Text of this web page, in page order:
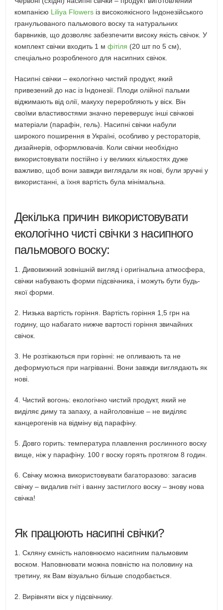
компанією Liliya Flowers із високоякісного Індонезійського
гранульованого пальмового воску та натуральних
барвників, що дозволяє забезпечити високу якість свічок. У
комплект свічки входить 1 мфітіля (20 шт по 5 см),
спеціально розробленого для насипних свічок.
Насипні свічки – екологічно чистий продукт, який
привезений до нас із Індонезії. Плоди олійної пальми
віджимають від олії, макуху переробляють у віск. Він
своїми властивостями значно перевершує інші свічкові
матеріали (парафін, гель). Насипні свічки набули
широкого поширення в Україні, особливо у рестораторів,
дизайнерів, оформлювачів. Коли свічки необхідно
використовувати постійно і у великих кількостях дуже
важливо, щоб вони завжди виглядали як нові, були зручні у
використанні, а їхня вартість була мінімальна.
Декілька причин використовувати
екологічно чисті свічки з насипного
пальмового воску:
1. Дивовижний зовнішній вигляд і оригінальна атмосфера,
свічки набувають форми підсвічника, і можуть бути будь-
якої форми.
2. Низька вартість горіння. Вартість горіння 1,5 грн на
годину, що набагато нижче вартості горіння звичайних
свічок.
3. Не розтікаються при горінні: не опливають та не
деформуються при нагріванні. Вони завжди виглядають як
нові.
4. Чистий вогонь: екологічно чистий продукт, який не
виділяє диму та запаху, а найголовніше – не виділяє
канцерогенів на відміну від парафіну.
5. Довго горить: температура плавлення рослинного воску
вище, ніж у парафіну. 100 г воску горять протягом 8 годин.
6. Свічку можна використовувати багаторазово: загасив
свічку – видалив гніт і ванну застиглого воску – знову нова
свічка!
Як працюють насипні свічки?
1. Скляну ємність наповнюємо насипним пальмовим
воском. Наповнювати можна повністю на половину на
третину, як Вам візуально більше сподобається.
2. Вирівняти віск у підсвічнику.